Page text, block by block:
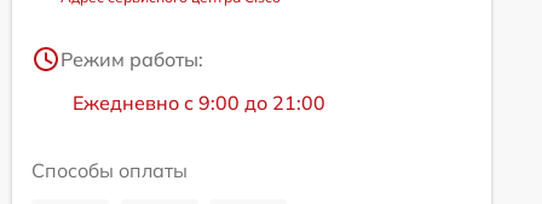
Режим работы:
Ежедневно с 9:00 до 21:00
Способы оплаты